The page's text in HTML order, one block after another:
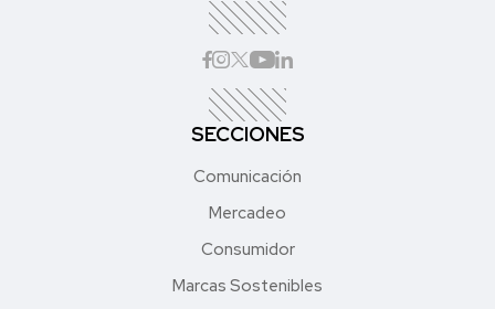
SECCIONES
Comunicación
Mercadeo
Consumidor
Marcas Sostenibles